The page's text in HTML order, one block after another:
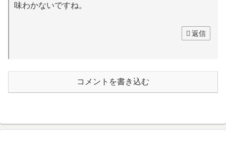
味わかないですね。
返信
コメントを書き込む